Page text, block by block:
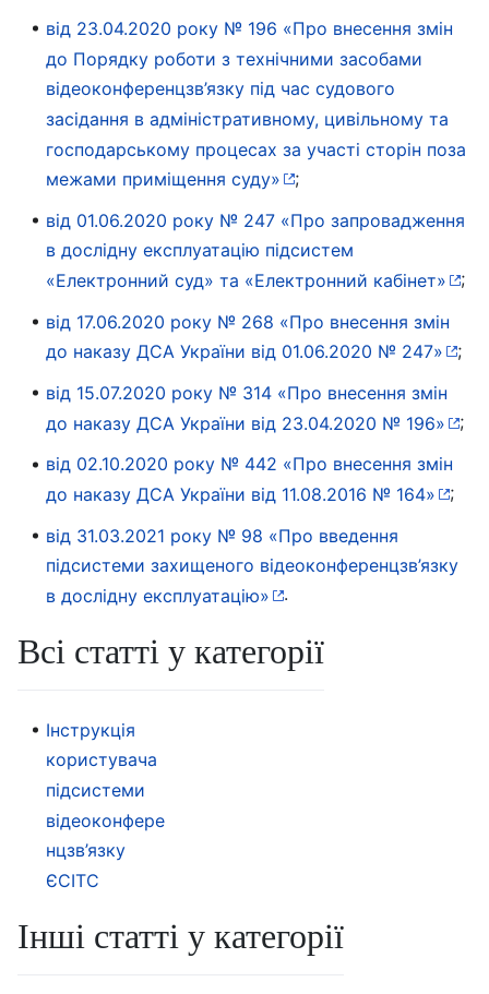
від 23.04.2020 року № 196 «Про внесення змін
до Порядку роботи з технічними засобами
відеоконференцзв’язку під час судового
засідання в адміністративному, цивільному та
господарському процесах за участі сторін поза
межами приміщення суду»
;
від 01.06.2020 року № 247 «Про запровадження
в дослідну експлуатацію підсистем
«Електронний суд» та «Електронний кабінет»
;
від 17.06.2020 року № 268 «Про внесення змін
до наказу ДСА України від 01.06.2020 № 247»
;
від 15.07.2020 року № 314 «Про внесення змін
до наказу ДСА України від 23.04.2020 № 196»
;
від 02.10.2020 року № 442 «Про внесення змін
до наказу ДСА України від 11.08.2016 № 164»
;
від 31.03.2021 року № 98 «Про введення
підсистеми захищеного відеоконференцзв’язку
в дослідну експлуатацію»
.
Всі статті у категорії
Інструкція
користувача
підсистеми
відеоконфере
нцзв’язку
ЄСІТС
Інші статті у категорії